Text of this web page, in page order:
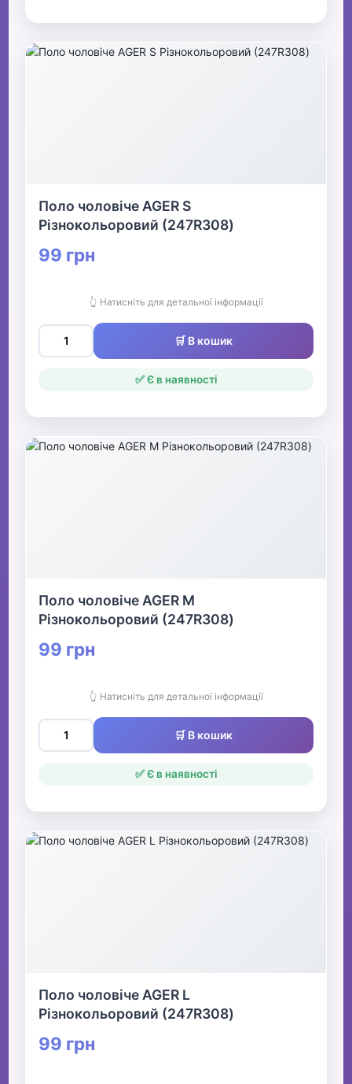
Поло чоловіче AGER S
Різнокольоровий (247R308)
99 грн
👆 Натисніть для детальної інформації
🛒 В кошик
✅ Є в наявності
Поло чоловіче AGER M
Різнокольоровий (247R308)
99 грн
👆 Натисніть для детальної інформації
🛒 В кошик
✅ Є в наявності
Поло чоловіче AGER L
Різнокольоровий (247R308)
99 грн